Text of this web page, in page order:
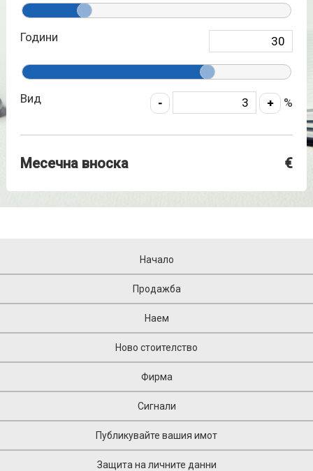
Години
Вид %
Месечна вноска €
Начало
Продажба
Наем
Ново стоителство
Фирма
Сигнали
Публикувайте вашия имот
Защита на личните данни